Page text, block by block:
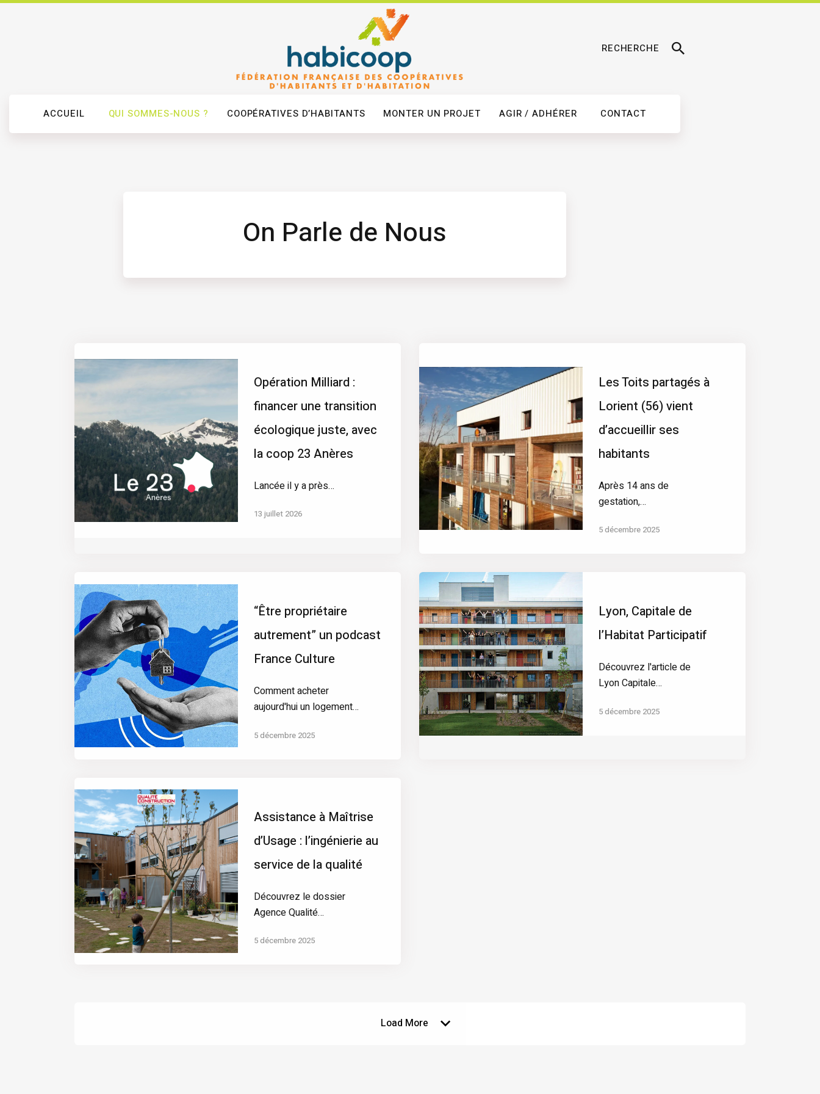
RECHERCHE
ACCUEIL QUI SOMMES-NOUS ? COOPÉRATIVES D’HABITANTS MONTER UN PROJET AGIR / ADHÉRER CONTACT
On Parle de Nous
Opération Milliard :
financer une transition
écologique juste, avec
la coop 23 Anères
Lancée il y a près…
13 juillet 2026
Les Toits partagés à
Lorient (56) vient
d’accueillir ses
habitants
Après 14 ans de
gestation,…
5 décembre 2025
“Être propriétaire
autrement” un podcast
France Culture
Comment acheter
aujourd'hui un logement…
5 décembre 2025
Lyon, Capitale de
l’Habitat Participatif
Découvrez l'article de
Lyon Capitale…
5 décembre 2025
Assistance à Maîtrise
d’Usage : l’ingénierie au
service de la qualité
Découvrez le dossier
Agence Qualité…
5 décembre 2025
Load More